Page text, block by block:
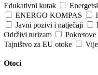
Edukativni kutak
ENERGO KOMPAS
Javni pozivi i natječaji
Održivi turizam
Pokretove
Tajništvo za EU otoke
Otoci